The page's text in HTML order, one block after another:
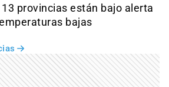
provincias están bajo alerta
bajas